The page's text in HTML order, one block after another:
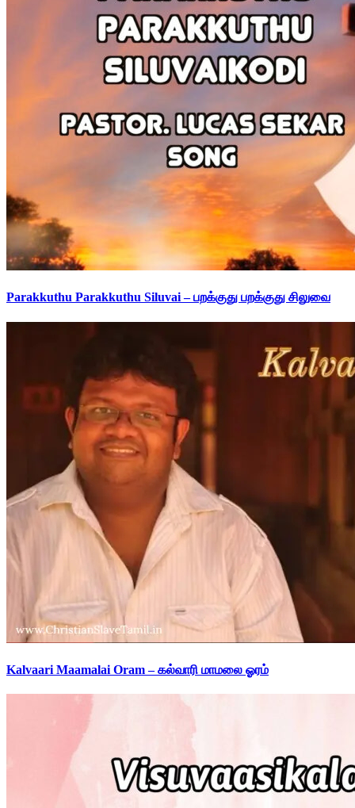
Parakkuthu Parakkuthu Siluvai – பறக்குது பறக்குது சிலுவை
Kalvaari Maamalai Oram – கல்வாரி மாமலை ஓரம்